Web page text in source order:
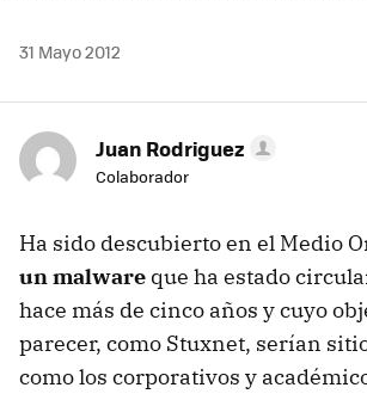
31 Mayo 2012
Juan Rodriguez
Colaborador
Ha sido descubierto en el Medio
un malware que ha estado
hace más de cinco años y cuyo
parecer, como Stuxnet, serían
como los corporativos y